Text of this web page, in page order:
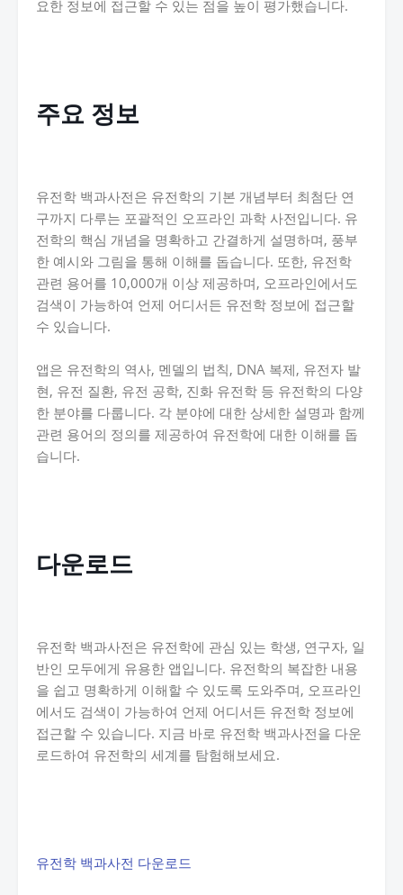
요한 정보에 접근할 수 있는 점을 높이 평가했습니다.
주요 정보
유전학 백과사전은 유전학의 기본 개념부터 최첨단 연
구까지 다루는 포괄적인 오프라인 과학 사전입니다. 유
전학의 핵심 개념을 명확하고 간결하게 설명하며, 풍부
한 예시와 그림을 통해 이해를 돕습니다. 또한, 유전학
관련 용어를 10,000개 이상 제공하며, 오프라인에서도
검색이 가능하여 언제 어디서든 유전학 정보에 접근할
수 있습니다.
앱은 유전학의 역사, 멘델의 법칙, DNA 복제, 유전자 발
현, 유전 질환, 유전 공학, 진화 유전학 등 유전학의 다양
한 분야를 다룹니다. 각 분야에 대한 상세한 설명과 함께
관련 용어의 정의를 제공하여 유전학에 대한 이해를 돕
습니다.
다운로드
유전학 백과사전은 유전학에 관심 있는 학생, 연구자, 일
반인 모두에게 유용한 앱입니다. 유전학의 복잡한 내용
을 쉽고 명확하게 이해할 수 있도록 도와주며, 오프라인
에서도 검색이 가능하여 언제 어디서든 유전학 정보에
접근할 수 있습니다. 지금 바로 유전학 백과사전을 다운
로드하여 유전학의 세계를 탐험해보세요.
유전학 백과사전 다운로드